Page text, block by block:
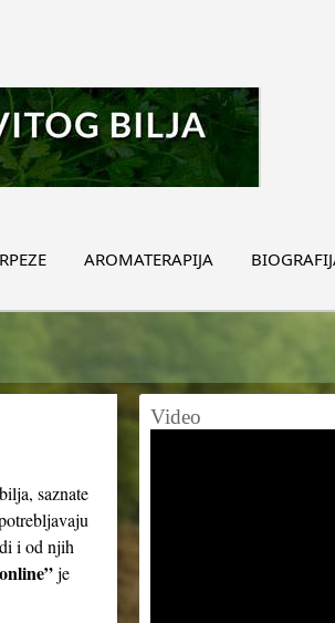
AROMATERAPIJA
saznate
i od njih
je
Video